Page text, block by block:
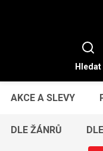
Hledat
AKCE A SLEVY
DLE ŽÁNRŮ